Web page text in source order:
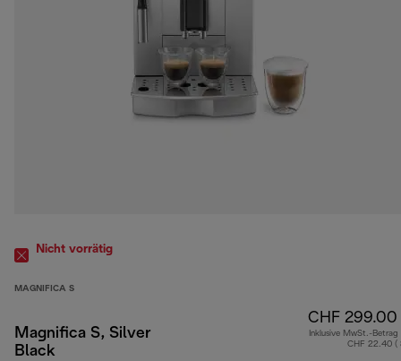
Nicht vorrätig
MAGNIFICA S
Magnifica S, Silver
Black
CHF 299.00
Inklusive MwSt.-Betrag
CHF 22.40 (